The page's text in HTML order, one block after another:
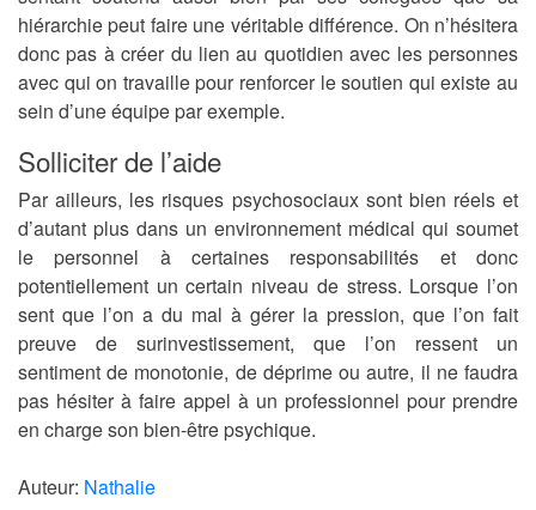
hiérarchie peut faire une véritable différence. On n’hésitera
donc pas à créer du lien au quotidien avec les personnes
avec qui on travaille pour renforcer le soutien qui existe au
sein d’une équipe par exemple.
Solliciter de l’aide
Par ailleurs, les risques psychosociaux sont bien réels et
d’autant plus dans un environnement médical qui soumet
le personnel à certaines responsabilités et donc
potentiellement un certain niveau de stress. Lorsque l’on
sent que l’on a du mal à gérer la pression, que l’on fait
preuve de surinvestissement, que l’on ressent un
sentiment de monotonie, de déprime ou autre, il ne faudra
pas hésiter à faire appel à un professionnel pour prendre
en charge son bien-être psychique.
Auteur: Nathalie